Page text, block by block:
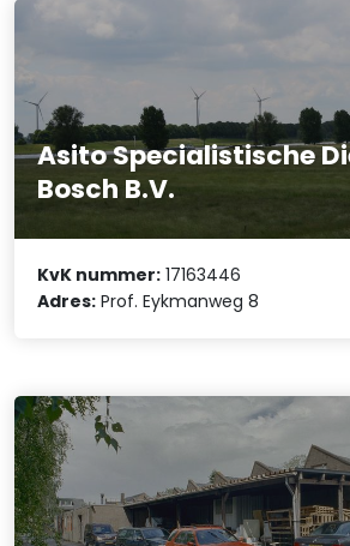
Asito Specialistische
Bosch B.V.
KvK nummer: 17163446
Adres: Prof. Eykmanweg 8